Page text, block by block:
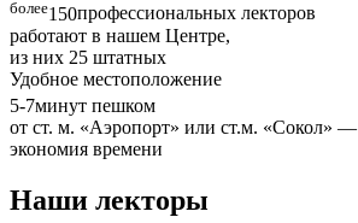
более150профессиональных лекторов
работают в нашем Центре,
из них 25 штатных
Удобное местоположение
5-7минут пешком
от ст. м. «Аэропорт» или ст.м. «Сокол» —
экономия времени
Наши лекторы